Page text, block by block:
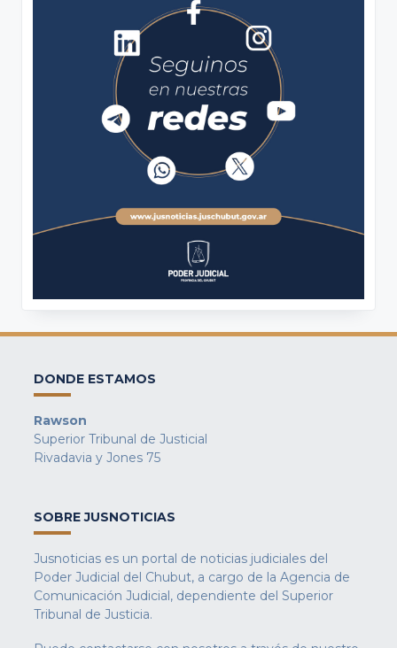
DONDE ESTAMOS
Rawson
Superior Tribunal de Justicial
Rivadavia y Jones 75
SOBRE JUSNOTICIAS
Jusnoticias es un portal de noticias judiciales del
Poder Judicial del Chubut, a cargo de la Agencia de
Comunicación Judicial, dependiente del Superior
Tribunal de Justicia.